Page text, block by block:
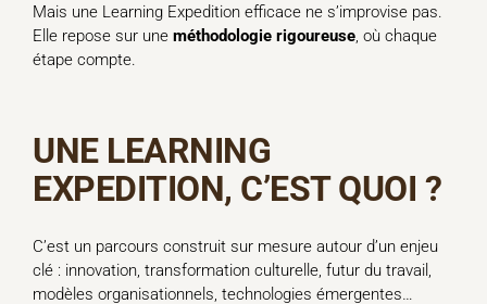
Mais une Learning Expedition efficace ne s’improvise pas.
Elle repose sur une méthodologie rigoureuse , où chaque
étape compte.
UNE LEARNING
EXPEDITION, C’EST QUOI ?
C’est un parcours construit sur mesure autour d’un enjeu
clé : innovation, transformation culturelle, futur du travail,
modèles organisationnels, technologies émergentes…